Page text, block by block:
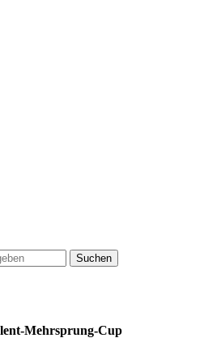
Suchen
Mehrsprung-Cup